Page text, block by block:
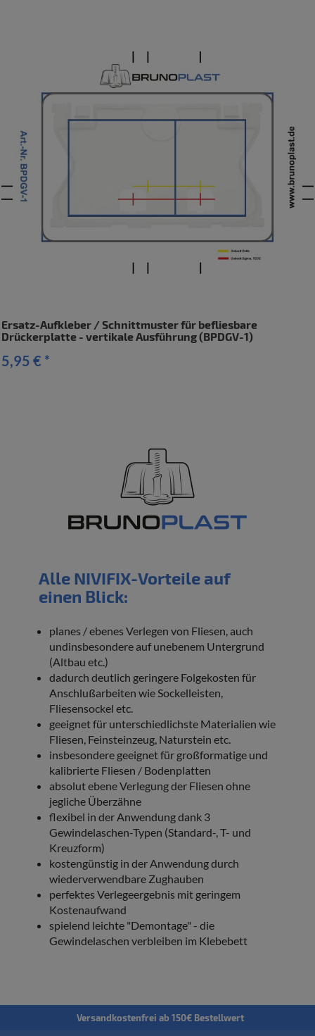
Ersatz-Aufkleber / Schnittmuster für befliesbare
Drückerplatte - vertikale Ausführung (BPDGV-1)
5,95 € *
Alle NIVIFIX-Vorteile auf
einen Blick:
planes / ebenes Verlegen von Fliesen, auch
undinsbesondere auf unebenem Untergrund
(Altbau etc.)
dadurch deutlich geringere Folgekosten für
Anschlußarbeiten wie Sockelleisten,
Fliesensockel etc.
geeignet für unterschiedlichste Materialien wie
Fliesen, Feinsteinzeug, Naturstein etc.
insbesondere geeignet für großformatige und
kalibrierte Fliesen / Bodenplatten
absolut ebene Verlegung der Fliesen ohne
jegliche Überzähne
flexibel in der Anwendung dank 3
Gewindelaschen-Typen (Standard-, T- und
Kreuzform)
kostengünstig in der Anwendung durch
wiederverwendbare Zughauben
perfektes Verlegeergebnis mit geringem
Kostenaufwand
spielend leichte "Demontage" - die
Gewindelaschen verbleiben im Klebebett
Versandkostenfrei ab 150€ Bestellwert